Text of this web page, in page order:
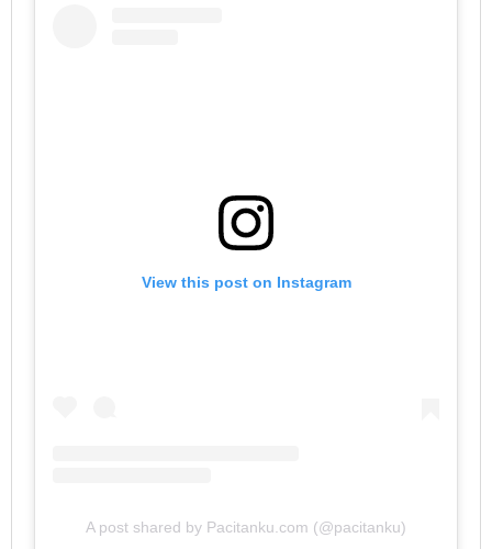
View this post on Instagram
A post shared by Pacitanku.com (@pacitanku)